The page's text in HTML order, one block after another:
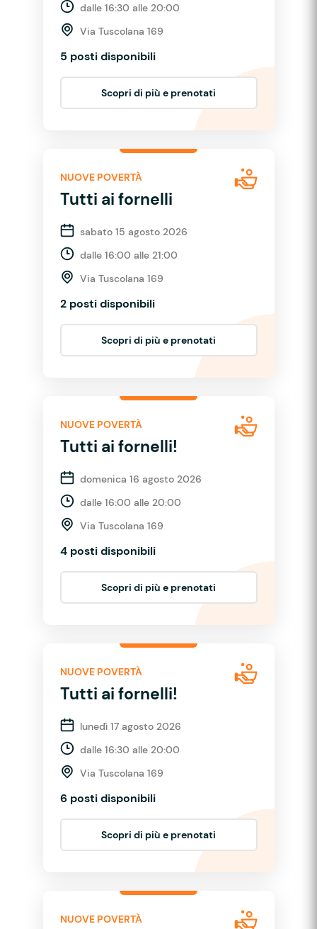
dalle 16:30 alle 20:00
Via Tuscolana 169
5 posti disponibili
Scopri di più e prenotati
NUOVE POVERTÀ
Tutti ai fornelli
sabato 15 agosto 2026
dalle 16:00 alle 21:00
Via Tuscolana 169
2 posti disponibili
Scopri di più e prenotati
NUOVE POVERTÀ
Tutti ai fornelli!
domenica 16 agosto 2026
dalle 16:00 alle 20:00
Via Tuscolana 169
4 posti disponibili
Scopri di più e prenotati
NUOVE POVERTÀ
Tutti ai fornelli!
lunedì 17 agosto 2026
dalle 16:30 alle 20:00
Via Tuscolana 169
6 posti disponibili
Scopri di più e prenotati
NUOVE POVERTÀ